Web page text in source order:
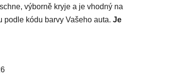
výborně kryje a je vhodný na
podle kódu barvy Vašeho auta. Je